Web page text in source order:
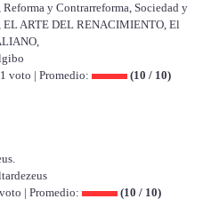
y Contrarreforma, Sociedad y
ARTE DEL RENACIMIENTO, El
voto | Promedio:
(10 / 10)
| Promedio:
(10 / 10)